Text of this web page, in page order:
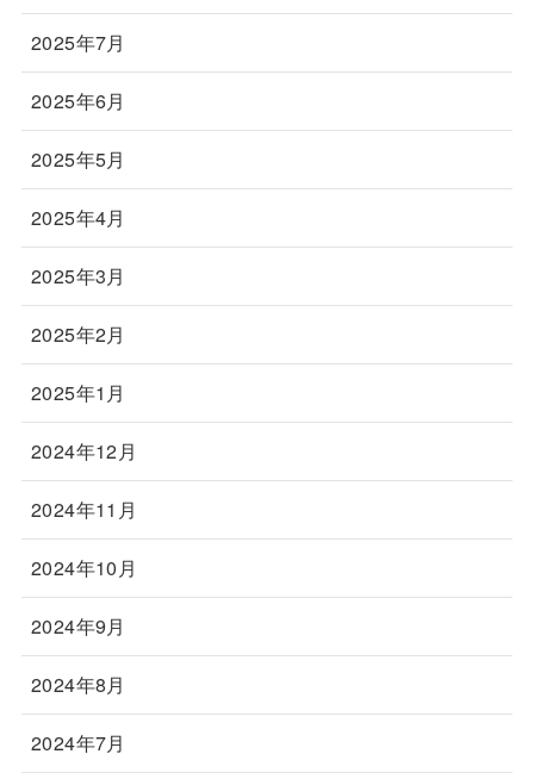
2025年7月
2025年6月
2025年5月
2025年4月
2025年3月
2025年2月
2025年1月
2024年12月
2024年11月
2024年10月
2024年9月
2024年8月
2024年7月